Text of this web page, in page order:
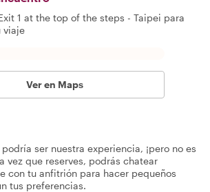
1 at the top of the steps - Taipei para
viaje
Ver en Maps
ser nuestra experiencia, ¡pero no es
vez que reserves, podrás chatear
con tu anfitrión para hacer pequeños
tus preferencias.